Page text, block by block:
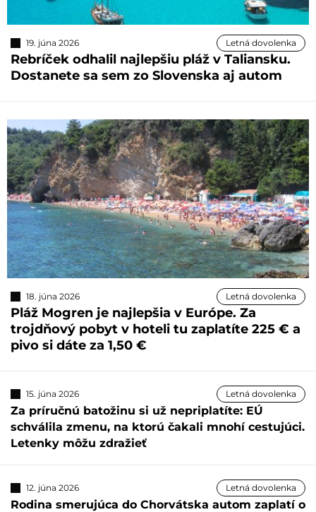
19. júna 2026 Letná dovolenka
Rebríček odhalil najlepšiu pláž v Taliansku.
Dostanete sa sem zo Slovenska aj autom
18. júna 2026 Letná dovolenka
Pláž Mogren je najlepšia v Európe. Za
trojdňový pobyt v hoteli tu zaplatíte 225 € a
pivo si dáte za 1,50 €
15. júna 2026 Letná dovolenka
Za príručnú batožinu si už nepriplatíte: EÚ
schválila zmenu, na ktorú čakali mnohí cestujúci.
Letenky môžu zdražieť
12. júna 2026 Letná dovolenka
Rodina smerujúca do Chorvátska autom zaplatí o